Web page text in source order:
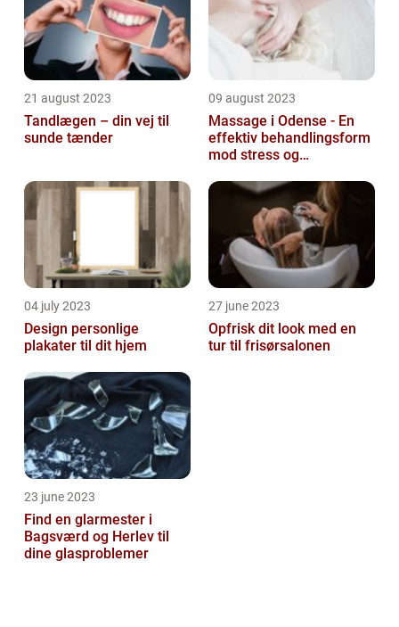
21 august 2023
Tandlægen – din vej til
sunde tænder
09 august 2023
Massage i Odense - En
effektiv behandlingsform
mod stress og
04 july 2023
Design personlige
plakater til dit hjem
27 june 2023
Opfrisk dit look med en
tur til frisørsalonen
23 june 2023
Find en glarmester i
Bagsværd og Herlev til
dine glasproblemer